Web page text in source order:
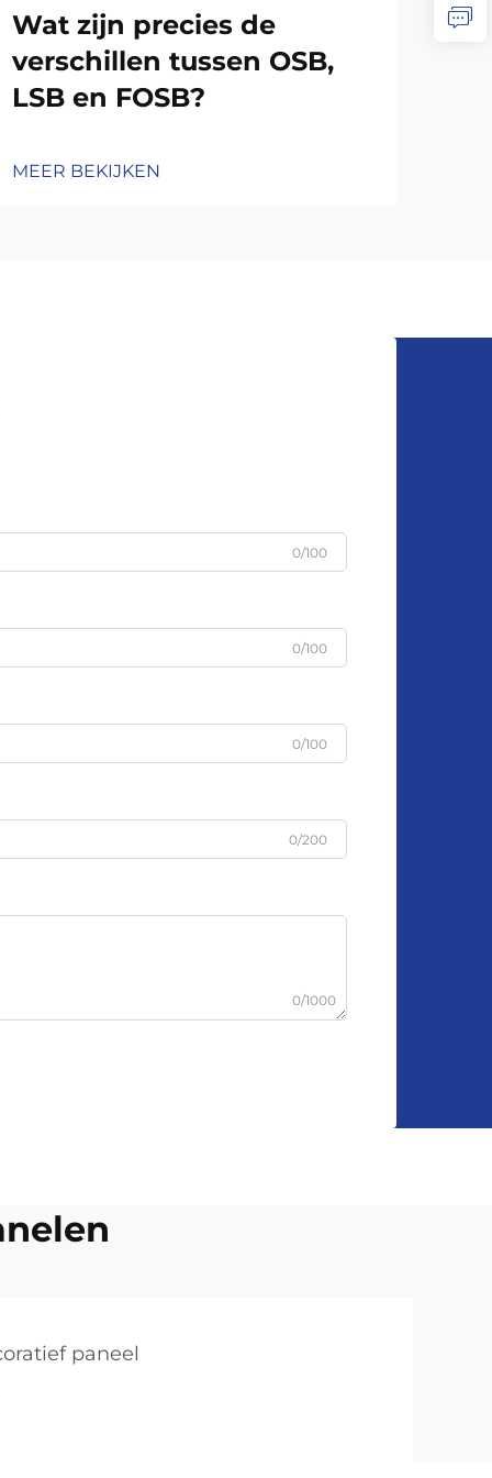
Wat zijn precies de
verschillen tussen OSB,
LSB en FOSB?
MEER BEKIJKEN
0/100
0/100
0/100
0/200
0/1000
paneel